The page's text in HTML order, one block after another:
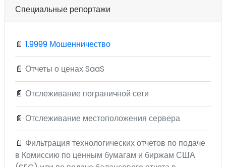
Специальные репортажи
📄 1.9999 Мошенничество
📄 Отчеты о ценах SaaS
📄 Отслеживание пограничной сети
📄 Отслеживание местоположения сервера
📄 Фильтрация технологических отчетов по подаче
в Комиссию по ценным бумагам и биржам США